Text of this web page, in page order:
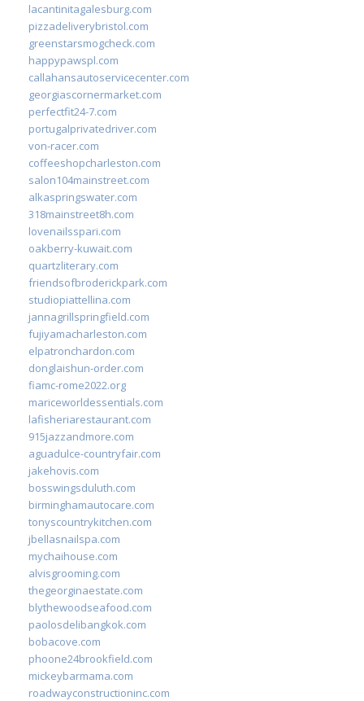
lacantinitagalesburg.com
pizzadeliverybristol.com
greenstarsmogcheck.com
happypawspl.com
callahansautoservicecenter.com
georgiascornermarket.com
perfectfit24-7.com
portugalprivatedriver.com
von-racer.com
coffeeshopcharleston.com
salon104mainstreet.com
alkaspringswater.com
318mainstreet8h.com
lovenailsspari.com
oakberry-kuwait.com
quartzliterary.com
friendsofbroderickpark.com
studiopiattellina.com
jannagrillspringfield.com
fujiyamacharleston.com
elpatronchardon.com
donglaishun-order.com
fiamc-rome2022.org
mariceworldessentials.com
lafisheriarestaurant.com
915jazzandmore.com
aguadulce-countryfair.com
jakehovis.com
bosswingsduluth.com
birminghamautocare.com
tonyscountrykitchen.com
jbellasnailspa.com
mychaihouse.com
alvisgrooming.com
thegeorginaestate.com
blythewoodseafood.com
paolosdelibangkok.com
bobacove.com
phoone24brookfield.com
mickeybarmama.com
roadwayconstructioninc.com